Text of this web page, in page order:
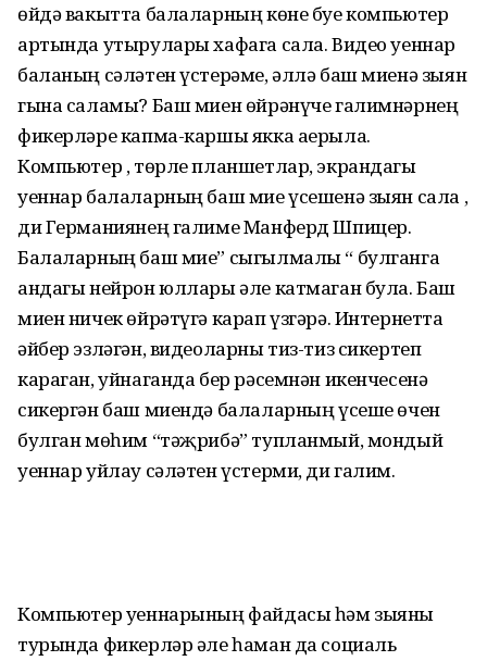
өйдә вакытта балаларның көне буе компьютер
артында утырулары хафага сала. Видео уеннар
баланың сәләтен үстерәме, әллә баш миенә зыян
гына саламы? Баш миен өйрәнүче галимнәрнең
фикерләре капма-каршы якка аерыла.
Компьютер , төрле планшетлар, экрандагы
уеннар балаларның баш мие үсешенә зыян сала ,
ди Германиянең галиме Манферд Шпицер.
Балаларның баш мие” сыгылмалы “ булганга
андагы нейрон юллары әле катмаган була. Баш
миен ничек өйрәтүгә карап үзгәрә. Интернетта
әйбер эзләгән, видеоларны тиз-тиз сикертеп
караган, уйнаганда бер рәсемнән икенчесенә
сикергән баш миендә балаларның үсеше өчен
булган мөһим “тәҗрибә” тупланмый, мондый
уеннар уйлау сәләтен үстерми, ди галим.
Компьютер уеннарының файдасы һәм зыяны
турында фикерләр әле һаман да социаль